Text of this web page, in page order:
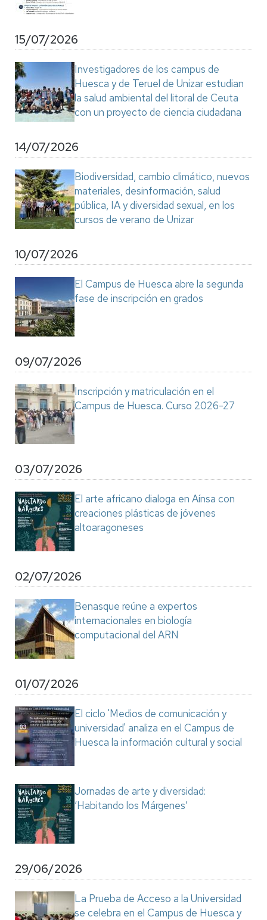
15/07/2026
Investigadores de los campus de
Huesca y de Teruel de Unizar estudian
la salud ambiental del litoral de Ceuta
con un proyecto de ciencia ciudadana
14/07/2026
Biodiversidad, cambio climático, nuevos
materiales, desinformación, salud
pública, IA y diversidad sexual, en los
cursos de verano de Unizar
10/07/2026
El Campus de Huesca abre la segunda
fase de inscripción en grados
09/07/2026
Inscripción y matriculación en el
Campus de Huesca. Curso 2026-27
03/07/2026
El arte africano dialoga en Aínsa con
creaciones plásticas de jóvenes
altoaragoneses
02/07/2026
Benasque reúne a expertos
internacionales en biología
computacional del ARN
01/07/2026
El ciclo 'Medios de comunicación y
universidad' analiza en el Campus de
Huesca la información cultural y social
Jornadas de arte y diversidad:
‘Habitando los Márgenes’
29/06/2026
La Prueba de Acceso a la Universidad
se celebra en el Campus de Huesca y